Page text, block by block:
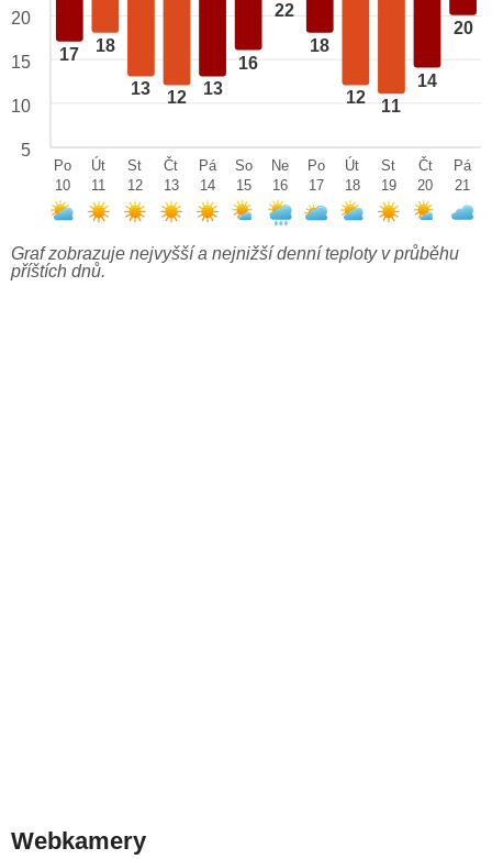
17 18
13 12 13
16
22
18
12 11
14
20
20
15
10
5
Po
10
Út
11
St
12
Čt
13
Pá
14
So
15
Ne
16
Po
17
Út
18
St
19
Čt
20
Pá
21
Graf zobrazuje nejvyšší a nejnižší denní teploty v průběhu
příštích dnů.
Webkamery